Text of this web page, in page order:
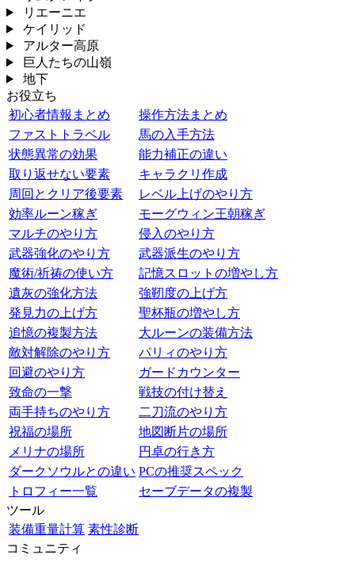
リエーニエ
ケイリッド
アルター高原
巨人たちの山嶺
地下
お役立ち
初心者情報まとめ
操作方法まとめ
ファストトラベル
馬の入手方法
状態異常の効果
能力補正の違い
取り返せない要素
キャラクリ作成
周回とクリア後要素
レベル上げのやり方
効率ルーン稼ぎ
モーグウィン王朝稼ぎ
マルチのやり方
侵入のやり方
武器強化のやり方
武器派生のやり方
魔術/祈祷の使い方
記憶スロットの増やし方
遺灰の強化方法
強靭度の上げ方
発見力の上げ方
聖杯瓶の増やし方
追憶の複製方法
大ルーンの装備方法
敵対解除のやり方
パリィのやり方
回避のやり方
ガードカウンター
致命の一撃
戦技の付け替え
両手持ちのやり方
二刀流のやり方
祝福の場所
地図断片の場所
メリナの場所
円卓の行き方
ダークソウルとの違い PCの推奨スペック
トロフィー一覧
セーブデータの複製
ツール
装備重量計算 素性診断
コミュニティ